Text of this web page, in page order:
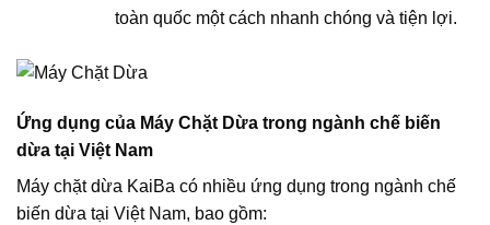
toàn quốc một cách nhanh chóng và tiện lợi.
Ứng dụng của Máy Chặt Dừa trong ngành chế biến
dừa tại Việt Nam
Máy chặt dừa KaiBa có nhiều ứng dụng trong ngành chế
biến dừa tại Việt Nam, bao gồm: